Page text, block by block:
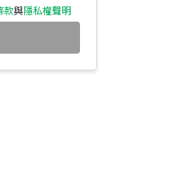
款與隱私權聲明